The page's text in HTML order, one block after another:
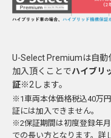
U-Select Premiumは自動
加入頂くことでハイブリ
証※2します。
※1車両本体価格税込40万
証には加入できません。
※2保証期間は初度登録年
での長い方となります。詳